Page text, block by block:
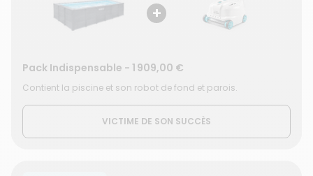
+
Pack Indispensable - 1 909,00 €
Contient la piscine et son robot de fond et parois.
VICTIME DE SON SUCCÈS